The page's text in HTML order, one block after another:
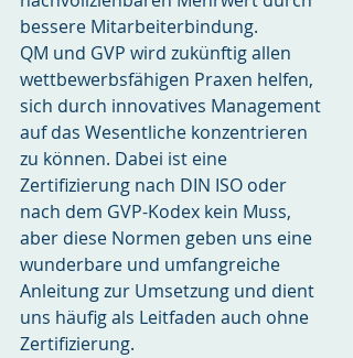
bessere Mitarbeiterbindung.
QM und GVP wird zukünftig allen
wettbewerbsfähigen Praxen helfen,
sich durch innovatives Management
auf das Wesentliche konzentrieren
zu können. Dabei ist eine
Zertifizierung nach DIN ISO oder
nach dem GVP-Kodex kein Muss,
aber diese Normen geben uns eine
wunderbare und umfangreiche
Anleitung zur Umsetzung und dient
uns häufig als Leitfaden auch ohne
Zertifizierung.